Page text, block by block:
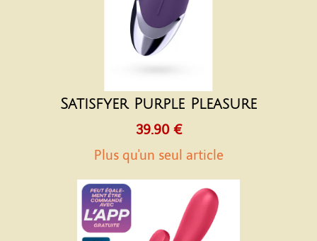
Satisfyer Purple Pleasure
39.90 €
Plus qu'un seul article